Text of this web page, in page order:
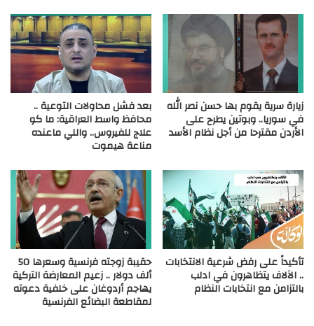
زيارة سرية يقوم بها حسن نصر الله
في سوريا.. وبوتين يطرح على
الأردن مقترحا من أجل نظام الأسد
بعد فشل محاولات التوعية ..
محافظ واسط العراقية: ما كو
علاج للفيروس.. واللي ماعنده
مناعة هيموت
تأكيداً على رفض شرعية الانتخابات
.. الآلاف يتظاهرون في ادلب
بالتزامن مع انتخابات النظام
حقيبة زوجته فرنسية وسعرها 50
ألف دولار .. زعيم المعارضة التركية
يهاجم أردوغان على خلفية دعوته
لمقاطعة البضائع الفرنسية